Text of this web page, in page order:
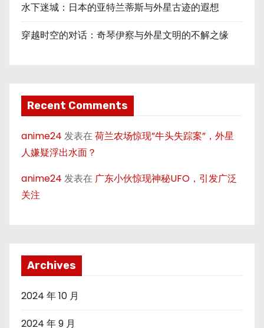
水下迷城：日本的亚特兰蒂斯与外星古迹的遐想
穿越时空的对话：奇琴伊察与外星文明的不解之缘
Recent Comments
anime24 发表在荷兰农场惊现”牛头失踪案”，外星
人嫌疑浮出水面？
anime24 发表在 广东小伙惊现神秘UFO，引发广泛
关注
Archives
2024 年 10 月
2024 年 9 月